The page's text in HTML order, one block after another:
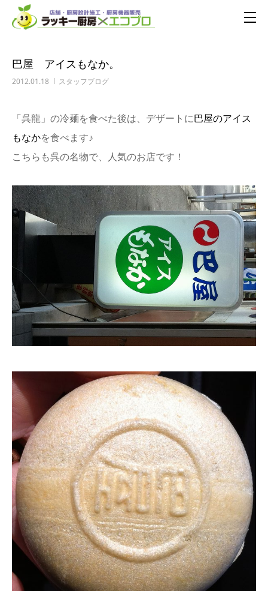
巴屋 アイスもなか。
2012.01.18 スタッフブログ
「呉龍」の冷麺を食べた後は、デザートに巴屋のアイス
もなかを食べます♪
こちらも呉の名物で、人気のお店です！